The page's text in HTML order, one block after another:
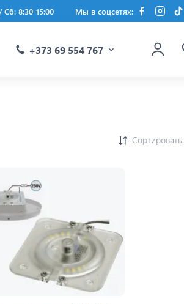
8:30-15:00 Мы в соцсетях:
+373 69 554 767
Сортировать: